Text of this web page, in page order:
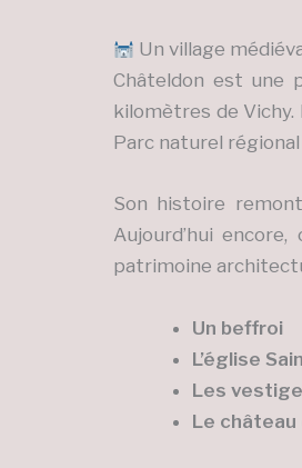
Un village
Châteldon est une
kilomètres de
Parc naturel
Son histoire
Aujourd’hui
patrimoine
Un beffroi
L’église
Les
Le château